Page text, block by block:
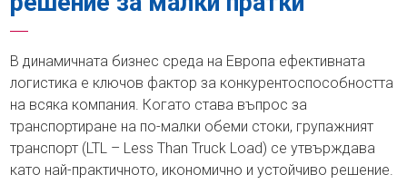
В динамичната бизнес среда на Европа ефективната
логистика е ключов фактор за конкурентоспособността
на всяка компания. Когато става въпрос за
транспортиране на по-малки обеми стоки, групажният
транспорт (LTL – Less Than Truck Load) се утвърждава
като най-практичното, икономично и устойчиво решение.